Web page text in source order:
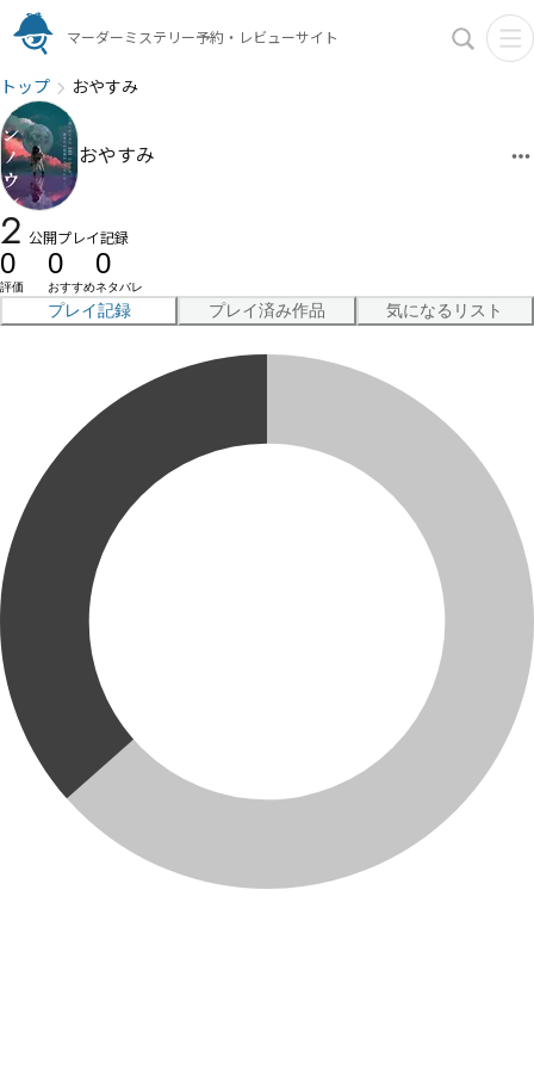
マーダーミステリー予約・レビューサイト
トップ おやすみ
おやすみ
2 公開プレイ記録
0
評価
0
おすすめ
0
ネタバレ
プレイ記録 プレイ済み作品 気になるリスト